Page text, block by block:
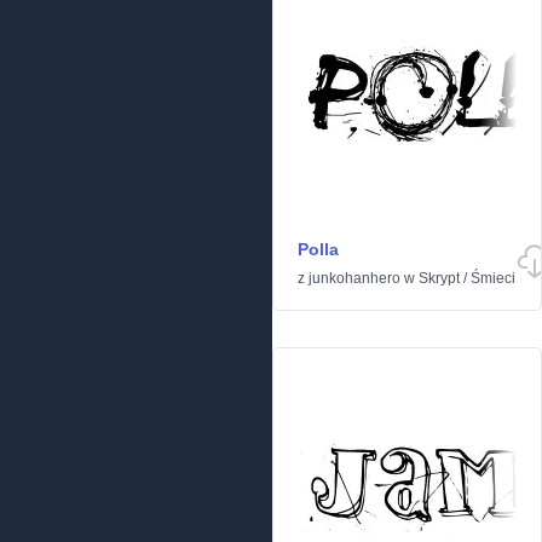
Polla
z junkohanhero w Skrypt/Śmieci